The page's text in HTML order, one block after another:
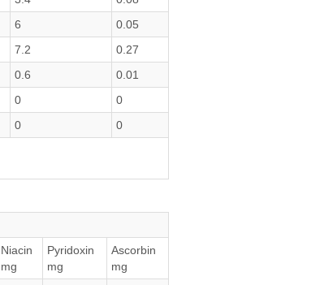
6
0.05
7.2
0.27
0.6
0.01
0
0
0
0
Niacin
mg
Pyridoxin
mg
Ascorbin
mg